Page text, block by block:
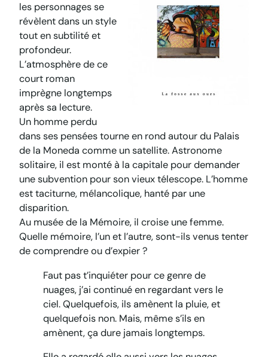
les personnages se
révèlent dans un style
tout en subtilité et
profondeur.
L’atmosphère de ce
court roman
imprègne longtemps
après sa lecture.
Un homme perdu
dans ses pensées tourne en rond autour du Palais
de la Moneda comme un satellite. Astronome
solitaire, il est monté à la capitale pour demander
une subvention pour son vieux télescope. L’homme
est taciturne, mélancolique, hanté par une
disparition.
Au musée de la Mémoire, il croise une femme.
Quelle mémoire, l’un et l’autre, sont-ils venus tenter
de comprendre ou d’expier ?
Faut pas t’inquiéter pour ce genre de
nuages, j’ai continué en regardant vers le
ciel. Quelquefois, ils amènent la pluie, et
quelquefois non. Mais, même s’ils en
amènent, ça dure jamais longtemps.